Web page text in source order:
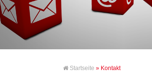
Startseite » Kontakt